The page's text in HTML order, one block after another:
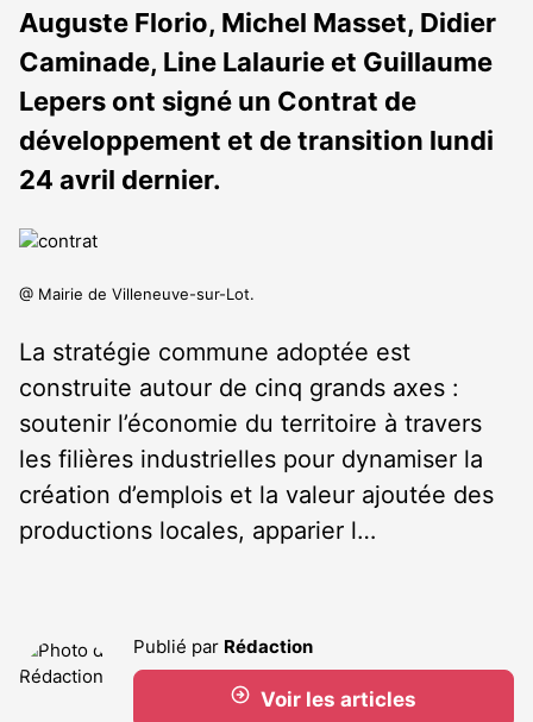
Auguste Florio, Michel Masset, Didier
Caminade, Line Lalaurie et Guillaume
Lepers ont signé un Contrat de
développement et de transition lundi
24 avril dernier.
@ Mairie de Villeneuve-sur-Lot.
La stratégie commune adoptée est
construite autour de cinq grands axes :
soutenir l’économie du territoire à travers
les filières industrielles pour dynamiser la
création d’emplois et la valeur ajoutée des
productions locales, apparier l…
Publié par Rédaction
Voir les articles